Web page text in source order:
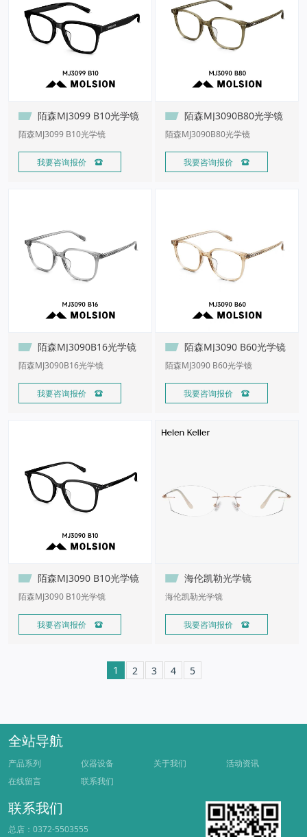
陌森MJ3099 B10光学镜
陌森MJ3099 B10光学镜
我要咨询报价 
陌森MJ3090B80光学镜
陌森MJ3090B80光学镜
我要咨询报价 
陌森MJ3090B16光学镜
陌森MJ3090B16光学镜
我要咨询报价 
陌森MJ3090 B60光学镜
陌森MJ3090 B60光学镜
我要咨询报价 
陌森MJ3090 B10光学镜
陌森MJ3090 B10光学镜
我要咨询报价 
海伦凯勒光学镜
海伦凯勒光学镜
我要咨询报价 
1 2 3 4 5
全站导航
产品系列 仪器设备 关于我们
活动资讯
在线留言
联系我们
联系我们
总店：0372-5503555